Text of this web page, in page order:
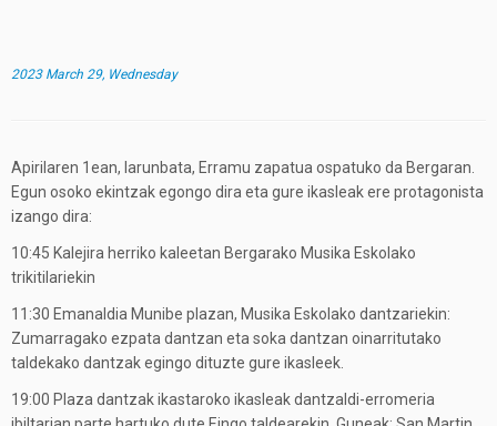
2023 March 29, Wednesday
Apirilaren 1ean, larunbata, Erramu zapatua ospatuko da Bergaran.
Egun osoko ekintzak egongo dira eta gure ikasleak ere protagonista
izango dira:
10:45 Kalejira herriko kaleetan Bergarako Musika Eskolako
trikitilariekin
11:30 Emanaldia Munibe plazan, Musika Eskolako dantzariekin:
Zumarragako ezpata dantzan eta soka dantzan oinarritutako
taldekako dantzak egingo dituzte gure ikasleek.
19:00 Plaza dantzak ikastaroko ikasleak dantzaldi-erromeria